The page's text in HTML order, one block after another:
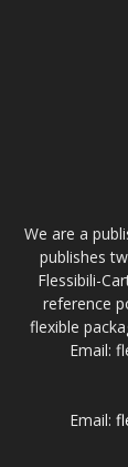
We are a
publishes
Flessibili-
reference
flexible
Email:
Email: